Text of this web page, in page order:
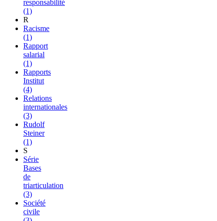
responsabilité
(1)
R
Racisme
(1)
Rapport
salarial
(1)
Rapports
Institut
(4)
Relations
internationales
(3)
Rudolf
Steiner
(1)
S
Série
Bases
de
triarticulation
(3)
Société
civile